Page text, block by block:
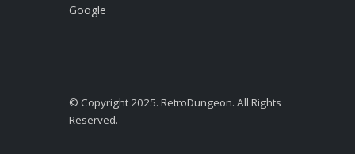
Google
© Copyright 2025. RetroDungeon. All Rights
Reserved.